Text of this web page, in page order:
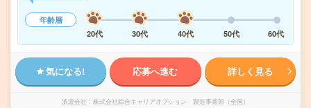
年齢層
20代
30代 40代 50代 60代
気になる! 応募へ進む 詳しく見る
派遣会社 株式会社綜合キャリアオプション 製造事業部（全国）